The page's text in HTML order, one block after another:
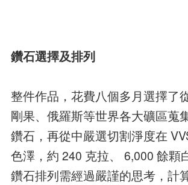
鑽石選擇及排列
整件作品，花費八個多月選擇了
剛果、俄羅斯等世界各大礦區蒐
鑽石，再從中嚴選切割淨度在
色澤，約 240 克拉、 6,000 餘顆
鑽石排列需經過嚴謹的思考，計